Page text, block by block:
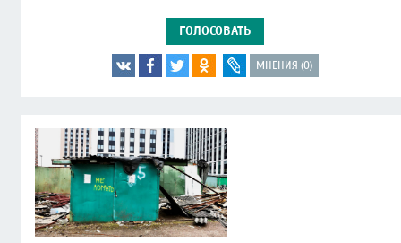
ГОЛОСОВАТЬ
МНЕНИЯ (0)